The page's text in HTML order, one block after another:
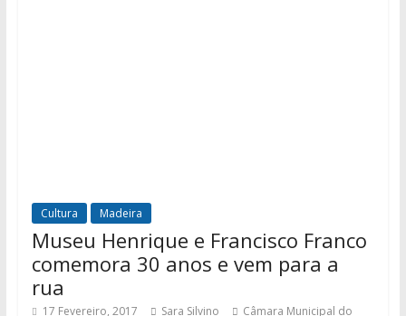
Cultura Madeira
Museu Henrique e Francisco Franco
comemora 30 anos e vem para a
rua
17 Fevereiro, 2017 Sara Silvino
Câmara Municipal do